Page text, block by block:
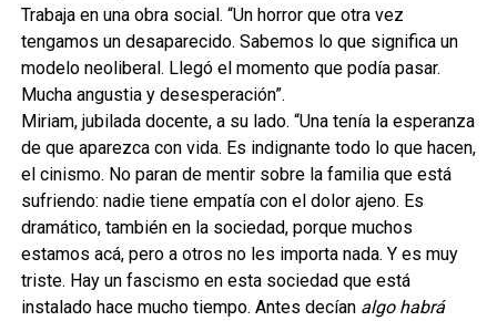
Trabaja en una obra social. “Un horror que otra vez
tengamos un desaparecido. Sabemos lo que significa un
modelo neoliberal. Llegó el momento que podía pasar.
Mucha angustia y desesperación”.
Miriam, jubilada docente, a su lado. “Una tenía la esperanza
de que aparezca con vida. Es indignante todo lo que hacen,
el cinismo. No paran de mentir sobre la familia que está
sufriendo: nadie tiene empatía con el dolor ajeno. Es
dramático, también en la sociedad, porque muchos
estamos acá, pero a otros no les importa nada. Y es muy
triste. Hay un fascismo en esta sociedad que está
instalado hace mucho tiempo. Antes decían algo habrá